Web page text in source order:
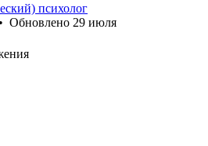
психолог
• Обновлено 29 июля